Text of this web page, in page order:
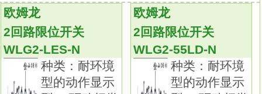
耐环境规格、支持各种工件的驱动杆、可与工
件相匹配的动作敏感度、有助于操作与维护的
动作指示灯以及多种配线规格，
种类丰富，应用广泛，可满足您的各种需求
WLG2-55LD-N
耐环境型
欧姆龙
2回路限位开关
WLG2-LES-N
种类：耐环境
型的动作显示
欧姆龙
2回路限位开关
WLG2-55LD-N
种类：耐环境
型的动作显示